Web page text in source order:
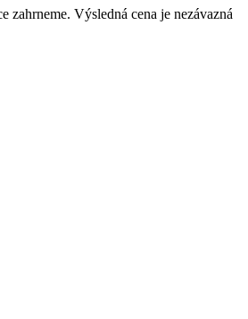
Výsledná cena je nezávazná